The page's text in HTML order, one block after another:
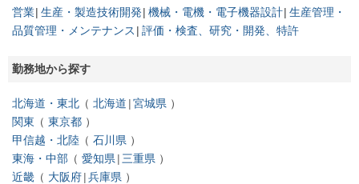
営業 生産・製造技術開発 機械・電機・電子機器設計 生産管理・
品質管理・メンテナンス
評価・検査、研究・開発、特許
勤務地から探す
北海道・東北 北海道 宮城県
関東
東京都
甲信越・北陸
石川県
東海・中部
愛知県
三重県
近畿
大阪府 兵庫県